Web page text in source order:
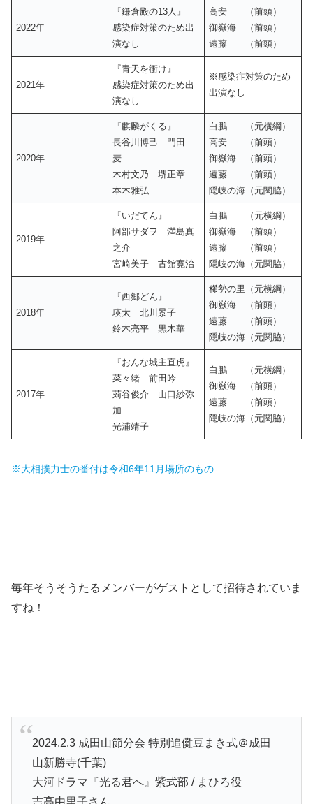
2022年
『鎌倉殿の13人』
感染症対策のため出
演なし
高安 （前頭）
御嶽海 （前頭）
遠藤 （前頭）
2021年
『青天を衝け』
感染症対策のため出
演なし
※感染症対策のため
出演なし
2020年
『麒麟がくる』
長谷川博己 門田
麦
木村文乃 堺正章
本木雅弘
白鵬 （元横綱）
高安 （前頭）
御嶽海 （前頭）
遠藤 （前頭）
隠岐の海（元関脇）
2019年
『いだてん』
阿部サダヲ 満島真
之介
宮崎美子 古館寛治
白鵬 （元横綱）
御嶽海 （前頭）
遠藤 （前頭）
隠岐の海（元関脇）
2018年
『西郷どん』
瑛太 北川景子
鈴木亮平 黒木華
稀勢の里（元横綱）
御嶽海 （前頭）
遠藤 （前頭）
隠岐の海（元関脇）
2017年
『おんな城主直虎』
菜々緒 前田吟
苅谷俊介 山口紗弥
加
光浦靖子
白鵬 （元横綱）
御嶽海 （前頭）
遠藤 （前頭）
隠岐の海（元関脇）
※大相撲力士の番付は令和6年11月場所のもの
毎年そうそうたるメンバーがゲストとして招待されていま
すね！
2024.2.3 成田山節分会 特別追儺豆まき式＠成田
山新勝寺(千葉)
大河ドラマ『光る君へ』紫式部 / まひろ役
吉高由里子さん